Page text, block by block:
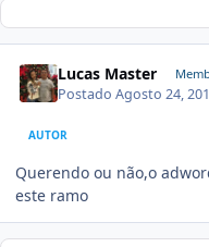
Lucas Master
PostadoAgosto 24,
AUTOR
Querendo ou não,o
este ramo